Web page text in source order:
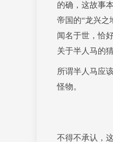
的确，这故事
帝国的“龙兴之
闻名于世，恰
关于半人马的
所谓半人马应
怪物。
不得不承认，